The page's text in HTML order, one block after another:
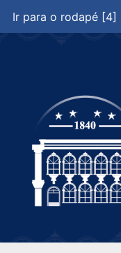
Ir para o rodapé [4]